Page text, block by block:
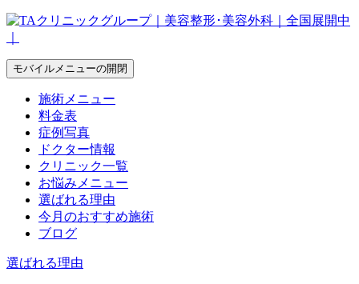
モバイルメニューの開閉
施術メニュー
料金表
症例写真
ドクター情報
クリニック一覧
お悩みメニュー
選ばれる理由
今月のおすすめ施術
ブログ
選ばれる理由